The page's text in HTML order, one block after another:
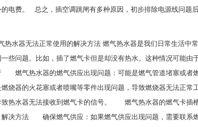
电费。 总之，插空调跳闸有多种原因，初步排除电源线问题
热水器无法正常使用的解决方法 燃气热水器是我们日常生活中
些问题。比如，插了燃气卡但是却没有热水。这种情况可能由
气热水器的燃气供应出现问题：可能是燃气管道堵塞或
烧器的火花塞或者喷嘴等零件出现问题，导致燃烧器无法正
致热水器无法接收到燃气卡的信号。 燃气热水器的燃气卡插
方法 确保燃气供应：如果燃气供应出现问题，需要联系燃